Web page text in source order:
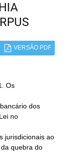
VERSÃO PDF
Os